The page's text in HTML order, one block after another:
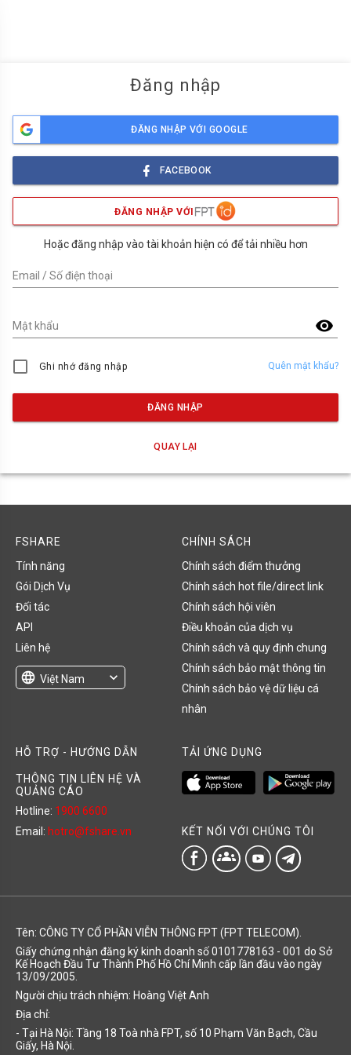
Đăng nhập
ĐĂNG NHẬP VỚI GOOGLE
FACEBOOK
ĐĂNG NHẬP VỚI
Hoặc đăng nhập vào tài khoản hiện có để tải nhiều hơn
Email / Số điện thoại
visibility
Mật khẩu
Ghi nhớ đăng nhập Quên mật khẩu?
ĐĂNG NHẬP
QUAY LẠI
FSHARE
Tính năng
Gói Dịch Vụ
Đối tác
API
Liên hệ
language Việt Nam
expand_more
CHÍNH SÁCH
Chính sách điểm thưởng
Chính sách hot file/direct link
Chính sách hội viên
Điều khoản của dịch vụ
Chính sách và quy định chung
Chính sách bảo mật thông tin
Chính sách bảo vệ dữ liệu cá
nhân
HỖ TRỢ - HƯỚNG DẪN
THÔNG TIN LIÊN HỆ VÀ
QUẢNG CÁO
Hotline: 1900 6600
Email: hotro@fshare.vn
TẢI ỨNG DỤNG
KẾT NỐI VỚI CHÚNG TÔI
groups
Tên: CÔNG TY CỔ PHẦN VIỄN THÔNG FPT (FPT TELECOM).
Giấy chứng nhận đăng ký kinh doanh số 0101778163 - 001 do Sở
Kế Hoạch Đầu Tư Thành Phố Hồ Chí Minh cấp lần đầu vào ngày
13/09/2005.
Người chịu trách nhiệm: Hoàng Việt Anh
Địa chỉ:
- Tại Hà Nội: Tầng 18 Toà nhà FPT, số 10 Phạm Văn Bạch, Cầu
Giấy, Hà Nội.